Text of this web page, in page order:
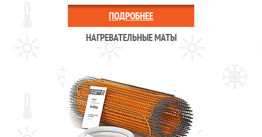
ПОДРОБНЕЕ
НАГРЕВАТЕЛЬНЫЕ МАТЫ